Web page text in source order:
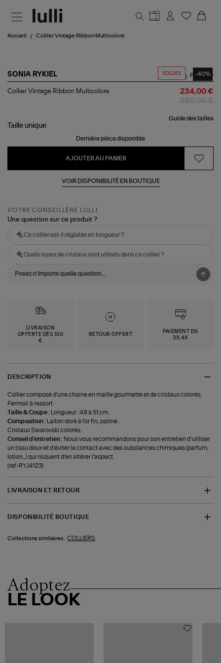
Accueil Collier Vintage Ribbon Multicolore
SOLDES -40%
SONIA RYKIEL
Collier
Partager
Collier Vintage Ribbon Multicolore 234,00 €
Guide des tailles
Taille unique
Dernière pièce disponible
AJOUTER AU PANIER
VOIR DISPONIBILITÉ EN BOUTIQUE
VOTRE CONSEILLÈRE LULLI
Une question sur ce produit ?
Ce collier est-il réglable en longueur ?
Quels types de cristaux sont utilisés dans ce collier ?
LIVRAISON
OFFERTE DÈS 150
€
RETOUR OFFERT
PAIEMENT EN
3X,4X
DESCRIPTION
Collier composé d'une chaine en maille gourmette et de cristaux colorés.
Fermoir à ressort.
Taille & Coupe : Longueur : 49 à 51 cm.
Composition : Laiton doré à l'or fin, patiné.
Cristaux Swarovski colorés.
Conseil d'entretien : Nous vous recommandons pour son entretien d’utiliser
un tissu doux et d’éviter le contact avec des substances chimiques (parfum,
lotion...) qui risquent d’en altérer l’aspect.
(ref-RYJ4123)
LIVRAISON ET RETOUR
DISPONIBILITÉ BOUTIQUE
Collections similaires : COLLIERS
Adoptez
LE LOOK